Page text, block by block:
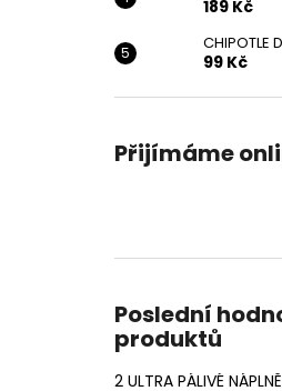
189 Kč
CHIPOTLE
99 Kč
Přijímáme
Poslední
produktů